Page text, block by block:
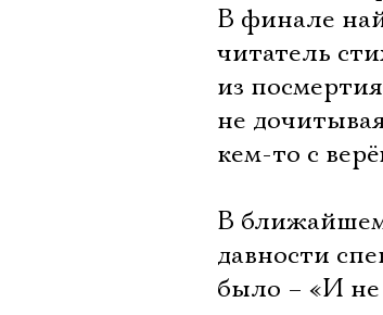
В финале
читатель
из
не
кем-то с
В ближайшем
давности
было – «И не